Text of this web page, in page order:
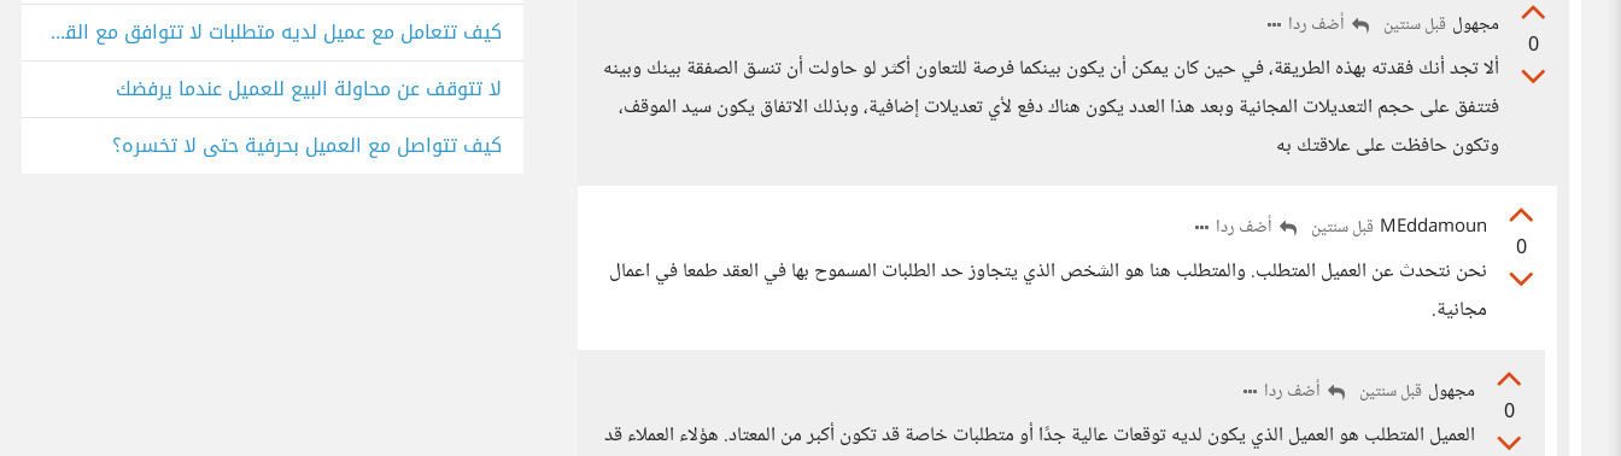
0
مجهول قبل سنتين أضف ردا
ألا تجد أنك فقدته بهذه الطريقة، في حين كان يمكن أن يكون بينكما فرصة للتعاون أكثر لو حاولت أن تنسق الصفقة بينك وبينه
فتتفق على حجم التعديلات المجانية وبعد هذا العدد يكون هناك دفع لأي تعديلات إضافية، وبذلك الاتفاق يكون سيد الموقف،
وتكون حافظت على علاقتك به
0
MEddamoun قبل سنتين أضف ردا
نحن نتحدث عن العميل المتطلب. والمتطلب هنا هو الشخص الذي يتجاوز حد الطلبات المسموح بها في العقد طمعا في اعمال
مجانية.
0
مجهول قبل سنتين أضف ردا
العميل المتطلب هو العميل الذي يكون لديه توقعات عالية جدًا أو متطلبات خاصة قد تكون أكبر من المعتاد. هؤلاء العملاء قد
كيف تتعامل مع عميل لديه متطلبات لا تتوافق مع القواعد الأساسيه بالمجال؟
لا تتوقف عن محاولة البيع للعميل عندما يرفضك
كيف تتواصل مع العميل بحرفية حتى لا تخسره؟